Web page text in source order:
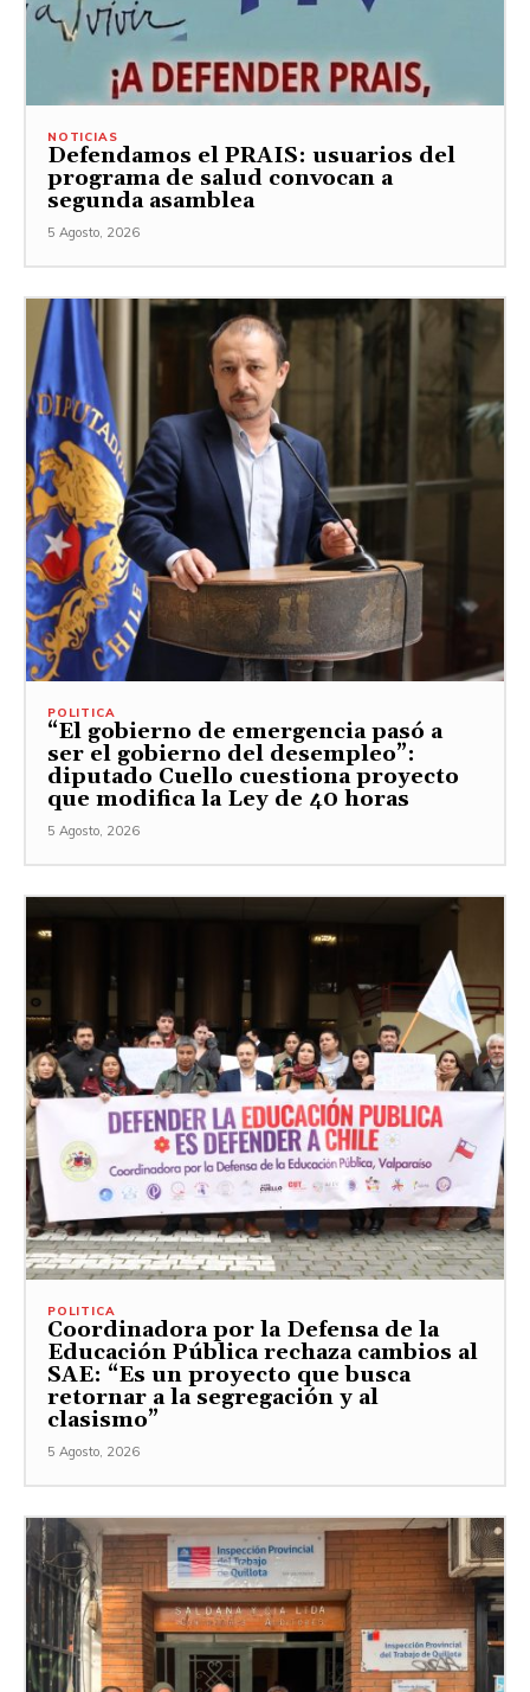
NOTICIAS
Defendamos el PRAIS: usuarios del
programa de salud convocan a
segunda asamblea
5 Agosto, 2026
POLITICA
“El gobierno de emergencia pasó a
ser el gobierno del desempleo”:
diputado Cuello cuestiona proyecto
que modifica la Ley de 40 horas
5 Agosto, 2026
POLITICA
Coordinadora por la Defensa de la
Educación Pública rechaza cambios al
SAE: “Es un proyecto que busca
retornar a la segregación y al
clasismo”
5 Agosto, 2026